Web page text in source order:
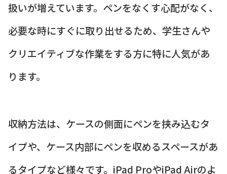
扱いが増えています。ペンをなくす心配がなく、
必要な時にすぐに取り出せるため、学生さんや
クリエイティブな作業をする方に特に人気があ
ります。
収納方法は、ケースの側面にペンを挟み込むタ
イプや、ケース内部にペンを収めるスペースがあ
るタイプなど様々です。iPad ProやiPad Airのよ